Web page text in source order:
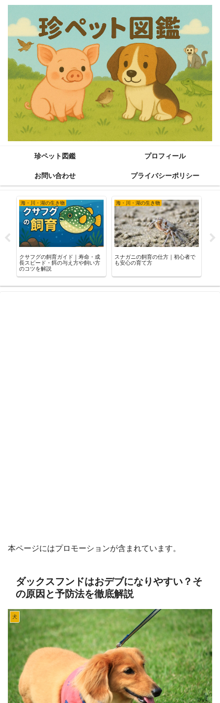
珍ペット図鑑 プロフィール
お問い合わせ プライバシーポリシー
海・川・湖の生き物
クサフグの飼育ガイド｜寿命・成
長スピード・餌の与え方や飼い方
のコツを解説
海・川・湖の生き物
スナガニの飼育の仕方｜初心者で
も安心の育て方
本ページにはプロモーションが含まれています。
ダックスフンドはおデブになりやすい？そ
の原因と予防法を徹底解説
犬